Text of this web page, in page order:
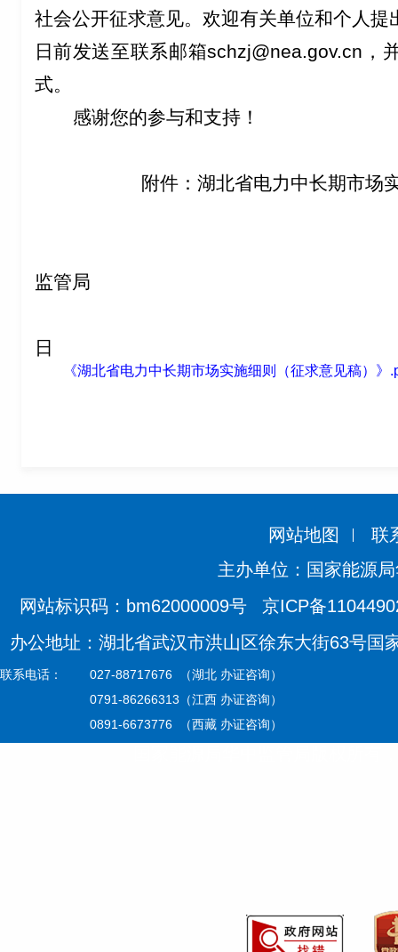
社会公开征求意见。欢迎有关单位和个人提
日前发送至联系邮箱schzj@nea.gov.cn ，
式。
感谢您的参与和支持！
附件：湖北省电力中长期市场实
监管局
日
《湖北省电力中长期市场实施细则（征求意见稿）》
网站地图
联
主办单位：国家能源
网站标识码：bm62000009号
京ICP备
办公地址：湖北省武汉市洪山区徐东大街63号国
联系电话：
027-88717676 （湖北 办证咨询）
0791-86266313（江西 办证咨询）
0891-6673776 （西藏 办证咨询）